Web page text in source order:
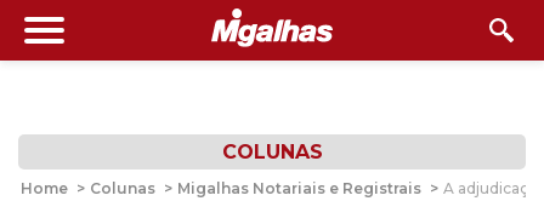
COLUNAS
Home > Colunas > Migalhas Notariais e Registrais > A